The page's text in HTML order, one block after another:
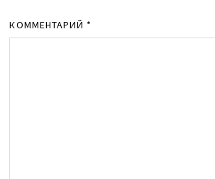
КОММЕНТАРИЙ *